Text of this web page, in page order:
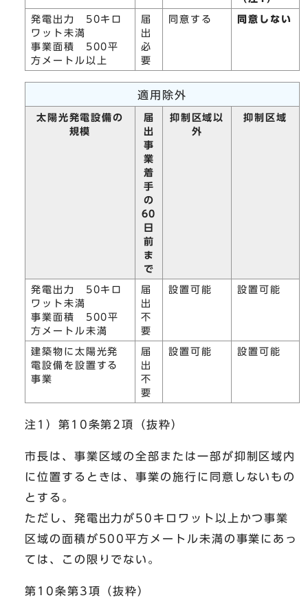
発電出力 50キロ
ワット未満
事業面積 500平
方メートル以上
届
出
必
要
同意する 同意しない
適用除外
太陽光発電設備の
規模
届
出
事
業
着
手
の
60
日
前
ま
で
抑制区域以
外
抑制区域
発電出力 50キロ
ワット未満
事業面積 500平
方メートル未満
届
出
不
要
設置可能 設置可能
建築物に太陽光発
電設備を設置する
事業
届
出
不
要
設置可能 設置可能
注1）第10条第2項（抜粋）
市長は、事業区域の全部または一部が抑制区域内
に位置するときは、事業の施行に同意しないもの
とする。
ただし、発電出力が50キロワット以上かつ事業
区域の面積が500平方メートル未満の事業にあっ
ては、この限りでない。
第10条第3項（抜粋）